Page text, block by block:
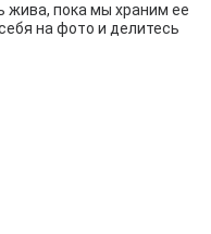
жива, пока мы храним ее
на фото и делитесь